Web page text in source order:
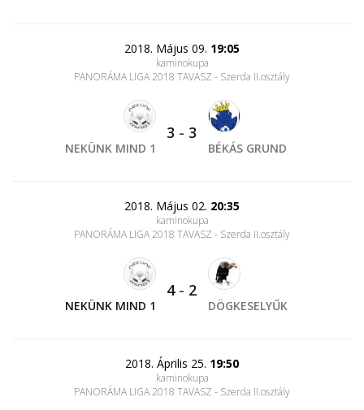
2018. Május 09. 19:05
kaminokupa
PANORÁMA LIGA 2018 TAVASZ - Szerda II.osztály
NEKÜNK MIND 1
3 - 3
BÉKÁS GRUND
2018. Május 02. 20:35
kaminokupa
PANORÁMA LIGA 2018 TAVASZ - Szerda II.osztály
NEKÜNK MIND 1
4- 2
DÖGKESELYŰK
2018. Április 25. 19:50
kaminokupa
PANORÁMA LIGA 2018 TAVASZ - Szerda II.osztály